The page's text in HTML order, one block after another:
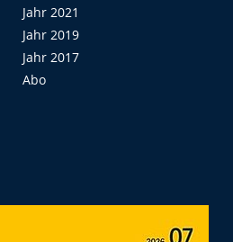
Jahr 2021
Jahr 2019
Jahr 2017
Abo